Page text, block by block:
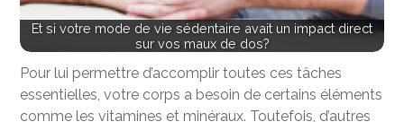
Et si votre mode de vie sédentaire avait un impact direct
sur vos maux de dos?
Pour lui permettre d’accomplir toutes ces tâches
essentielles, votre corps a besoin de certains éléments
comme les vitamines et minéraux. Toutefois, d’autres